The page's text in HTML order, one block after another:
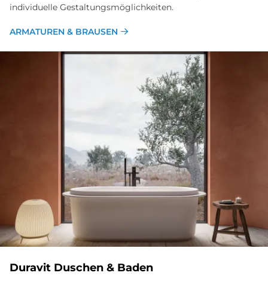
individuelle Gestaltungsmöglichkeiten.
ARMATUREN & BRAUSEN
Du­ra­vit Du­schen & Ba­den